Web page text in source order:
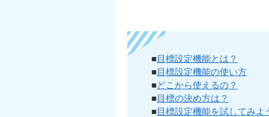
■目標設定機能とは？
■目標設定機能の使い方
■どこから使えるの？
■目標の決め方は？
■目標設定機能を試してみよ